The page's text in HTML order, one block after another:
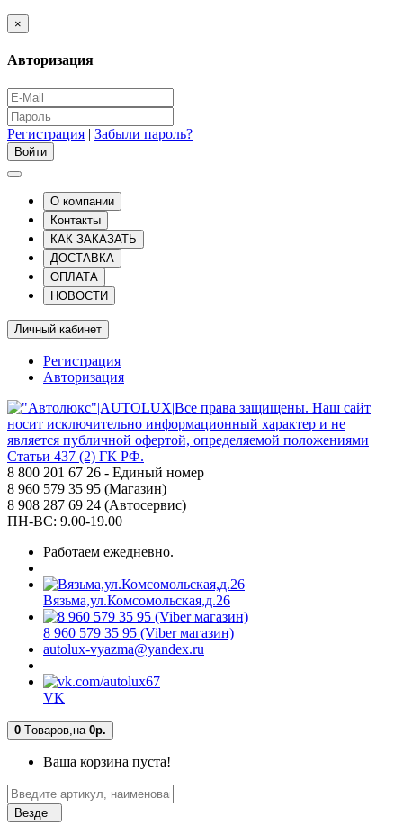
×
Авторизация
Регистрация | Забыли пароль?
О компании
Контакты
КАК ЗАКАЗАТЬ
ДОСТАВКА
ОПЛАТА
НОВОСТИ
Личный кабинет
Регистрация
Авторизация
8 800 201 67 26 - Единый номер
8 960 579 35 95 (Магазин)
8 908 287 69 24 (Автосервис)
ПН-ВС: 9.00-19.00
Работаем ежедневно.
Вязьма,ул.Комсомольская,д.26
8 960 579 35 95 (Viber магазин)
autolux-vyazma@yandex.ru
VK
0 Tоваров, на 0р.
Ваша корзина пуста!
Везде